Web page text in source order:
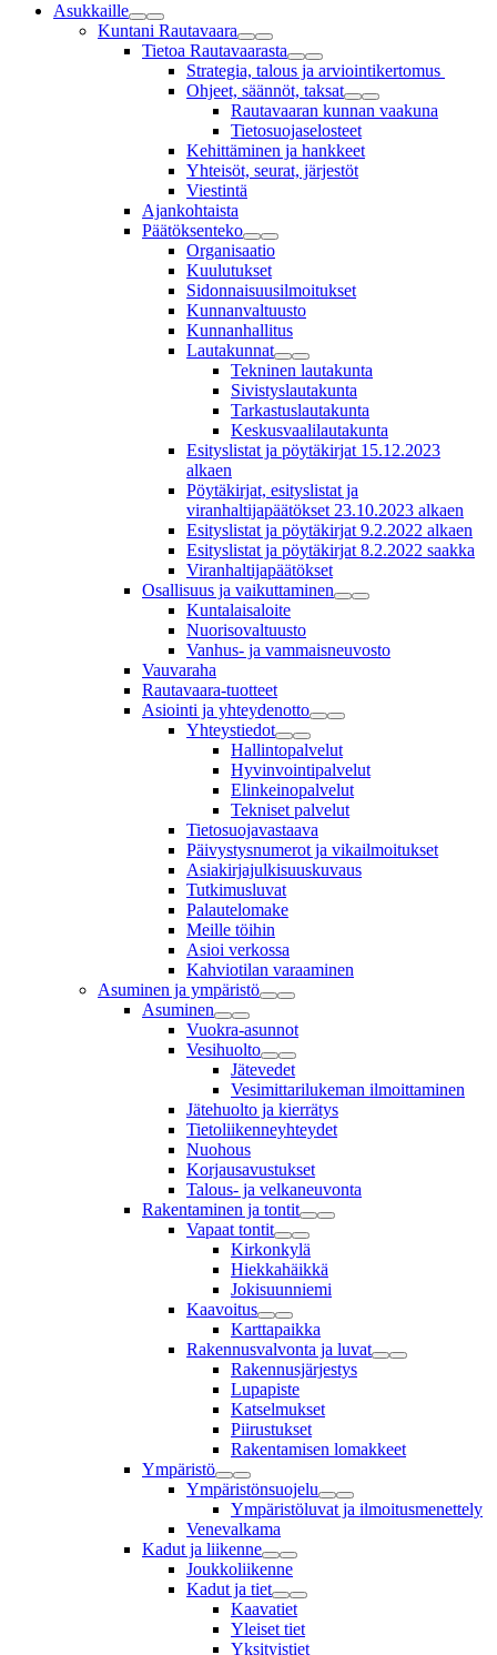
Asukkaille
Kuntani Rautavaara
Tietoa Rautavaarasta
Strategia, talous ja arviointikertomus
Ohjeet, säännöt, taksat
Rautavaaran kunnan vaakuna
Tietosuojaselosteet
Kehittäminen ja hankkeet
Yhteisöt, seurat, järjestöt
Viestintä
Ajankohtaista
Päätöksenteko
Organisaatio
Kuulutukset
Sidonnaisuusilmoitukset
Kunnanvaltuusto
Kunnanhallitus
Lautakunnat
Tekninen lautakunta
Sivistyslautakunta
Tarkastuslautakunta
Keskusvaalilautakunta
Esityslistat ja pöytäkirjat 15.12.2023
alkaen
Pöytäkirjat, esityslistat ja
viranhaltijapäätökset 23.10.2023 alkaen
Esityslistat ja pöytäkirjat 9.2.2022 alkaen
Esityslistat ja pöytäkirjat 8.2.2022 saakka
Viranhaltijapäätökset
Osallisuus ja vaikuttaminen
Kuntalaisaloite
Nuorisovaltuusto
Vanhus- ja vammaisneuvosto
Vauvaraha
Rautavaara-tuotteet
Asiointi ja yhteydenotto
Yhteystiedot
Hallintopalvelut
Hyvinvointipalvelut
Elinkeinopalvelut
Tekniset palvelut
Tietosuojavastaava
Päivystysnumerot ja vikailmoitukset
Asiakirjajulkisuuskuvaus
Tutkimusluvat
Palautelomake
Meille töihin
Asioi verkossa
Kahviotilan varaaminen
Asuminen ja ympäristö
Asuminen
Vuokra-asunnot
Vesihuolto
Jätevedet
Vesimittarilukeman ilmoittaminen
Jätehuolto ja kierrätys
Tietoliikenneyhteydet
Nuohous
Korjausavustukset
Talous- ja velkaneuvonta
Rakentaminen ja tontit
Vapaat tontit
Kirkonkylä
Hiekkahäikkä
Jokisuunniemi
Kaavoitus
Karttapaikka
Rakennusvalvonta ja luvat
Rakennusjärjestys
Lupapiste
Katselmukset
Piirustukset
Rakentamisen lomakkeet
Ympäristö
Ympäristönsuojelu
Ympäristöluvat ja ilmoitusmenettely
Venevalkama
Kadut ja liikenne
Joukkoliikenne
Kadut ja tiet
Kaavatiet
Yleiset tiet
Yksityistiet